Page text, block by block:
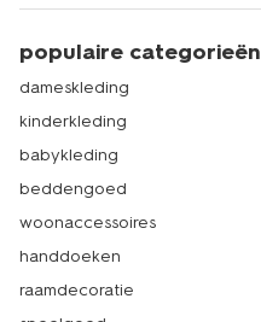
populaire categorieën
dameskleding
kinderkleding
babykleding
beddengoed
woonaccessoires
handdoeken
raamdecoratie